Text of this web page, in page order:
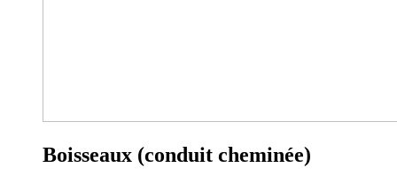
Boisseaux (conduit cheminée)